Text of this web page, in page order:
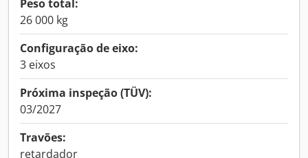
Peso total:
26 000 kg
Configuração de eixo:
3 eixos
Próxima inspeção (TÜV):
03/2027
Travões:
retardador